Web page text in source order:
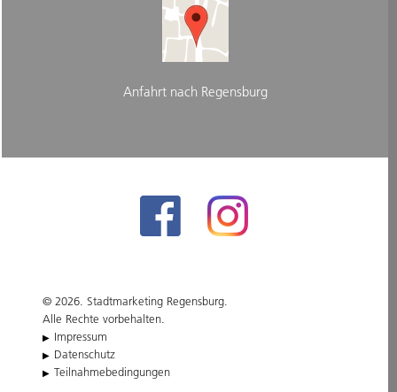
Anfahrt nach Regensburg
© 2026. Stadtmarketing Regensburg.
Alle Rechte vorbehalten.
Impressum
Datenschutz
Teilnahmebedingungen